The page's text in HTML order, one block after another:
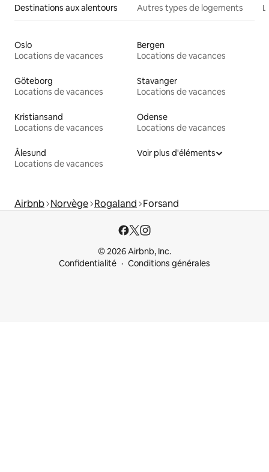
Destinations aux alentours Autres types de logements
Oslo
Locations de vacances
Bergen
Locations de vacances
Göteborg
Locations de vacances
Stavanger
Locations de vacances
Kristiansand
Locations de vacances
Odense
Locations de vacances
Ålesund
Locations de vacances
Voir plus d'éléments
Airbnb Norvège Rogaland Forsand
© 2026 Airbnb, Inc.
Confidentialité
Conditions générales